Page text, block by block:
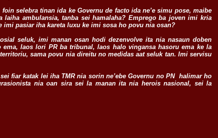
selebra tinan ida ke Governu de facto ida ne’e simu pose, maibe
ambulansia, tanba sei hamalaha? Emprego ba joven imi kria
pasiar iha kareta luxu ke imi sosa ho povu nia osan?
seluk, imi manan osan hodi dezenvolve ita nia nasaun doben
laos lori PR ba tribunal, laos halo vingansa hasoru ema ke la
sama povu nia direitu no medidas aat seluk tan. Imi servisu
fiar katak lei iha TMR nia sorin ne’ebe Governu no PN halimar ho
nia oan sira sei la manan ita nia herois nasional, sei la